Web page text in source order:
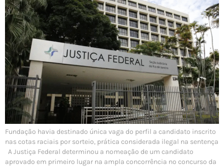
Fundação havia destinado única vaga do perfil a candidato inscrito
nas cotas raciais por sorteio, prática considerada ilegal na sentença
A Justiça Federal determinou a nomeação de um candidato
aprovado em primeiro lugar na ampla concorrência no concurso da